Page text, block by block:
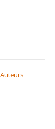
Auteurs